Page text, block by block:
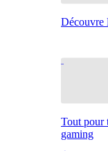
Découvre
Tout pour
gaming